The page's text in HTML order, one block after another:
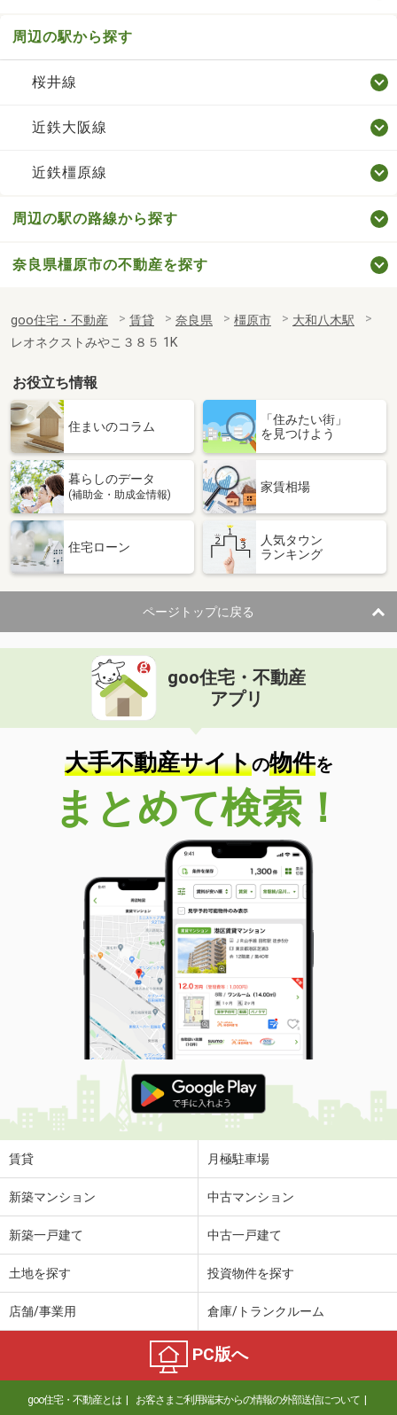
周辺の駅から探す
桜井線
近鉄大阪線
近鉄橿原線
周辺の駅の路線から探す
奈良県橿原市の不動産を探す
goo住宅・不動産 賃貸 奈良県 橿原市
大和八木駅
レオネクストみやこ３８５ 1K
お役立ち情報
住まいのコラム
「住みたい街」
を見つけよう
暮らしのデータ
(補助金・助成金情報)
家賃相場
住宅ローン
人気タウン
ランキング
ページトップに戻る
goo住宅・不動産
アプリ
大手不動産サイトの物件を
まとめて検索！
賃貸 月極駐車場
新築マンション 中古マンション
新築一戸建て 中古一戸建て
土地を探す 投資物件を探す
店舗/事業用 倉庫/トランクルーム
PC版へ
goo住宅・不動産とは お客さまご利用端末からの情報の外部送信について